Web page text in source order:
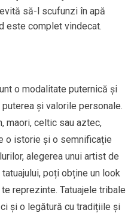
să-l scufunzi în apă
este complet vindecat.
o modalitate puternică și
și valorile personale.
maori, celtic sau aztec,
o istorie și o semnificație
alegerea unui artist de
poți obține un look
reprezinte. Tatuajele tribale
și o legătură cu tradițiile și